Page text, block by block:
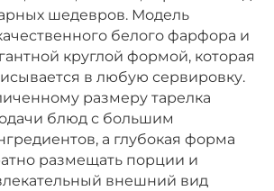
шедевров. Модель
белого фарфора и
круглой формой, которая
в любую сервировку.
размеру тарелка
блюд с большим
а глубокая форма
размещать порции и
внешний вид